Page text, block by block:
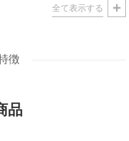
談くださいませ。
徴
品